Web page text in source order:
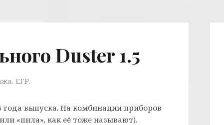
Duster 1.5
ЕГР.
года выпуска. На комбинации приборов
«пила», как её тоже называют).